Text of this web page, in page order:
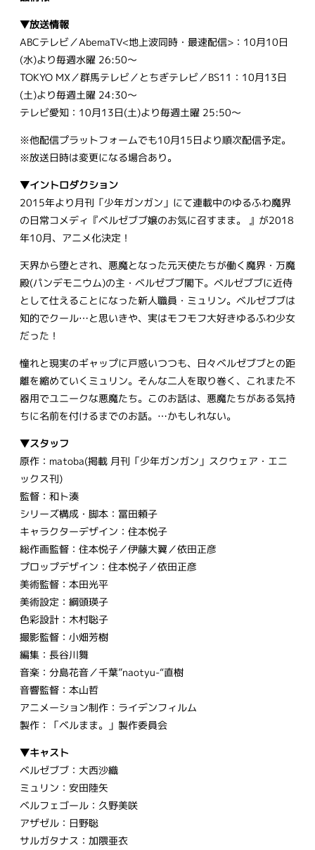
▼放送情報
ABCテレビ／AbemaTV<地上波同時・最速配信>：10月10日
(水)より毎週水曜 26:50～
TOKYO MX／群馬テレビ／とちぎテレビ／BS11：10月13日
(土)より毎週土曜 24:30～
テレビ愛知：10月13日(土)より毎週土曜 25:50～
※他配信プラットフォームでも10月15日より順次配信予定。
※放送日時は変更になる場合あり。
▼イントロダクション
2015年より月刊「少年ガンガン」にて連載中のゆるふわ魔界
の日常コメディ『ベルゼブブ嬢のお気に召すまま。 』が2018
年10月、アニメ化決定！
天界から堕とされ、悪魔となった元天使たちが働く魔界・万魔
殿(パンデモニウム)の主・ベルゼブブ閣下。ベルゼブブに近侍
として仕えることになった新人職員・ミュリン。ベルゼブブは
知的でクール…と思いきや、実はモフモフ大好きゆるふわ少女
だった！
憧れと現実のギャップに戸惑いつつも、日々ベルゼブブとの距
離を縮めていくミュリン。そんな二人を取り巻く、これまた不
器用でユニークな悪魔たち。このお話は、悪魔たちがある気持
ちに名前を付けるまでのお話。…かもしれない。
▼スタッフ
原作：matoba(掲載 月刊「少年ガンガン」スクウェア・エニ
ックス刊)
監督：和ト湊
シリーズ構成・脚本：冨田頼子
キャラクターデザイン：住本悦子
総作画監督：住本悦子／伊藤大翼／依田正彦
プロップデザイン：住本悦子／依田正彦
美術監督：本田光平
美術設定：綱頭瑛子
色彩設計：木村聡子
撮影監督：小畑芳樹
編集：長谷川舞
音楽：分島花音／千葉”naotyu-“直樹
音響監督：本山哲
アニメーション制作：ライデンフィルム
製作：「ベルまま。」製作委員会
▼キャスト
ベルゼブブ：大西沙織
ミュリン：安田陸矢
ベルフェゴール：久野美咲
アザゼル：日野聡
サルガタナス：加隈亜衣